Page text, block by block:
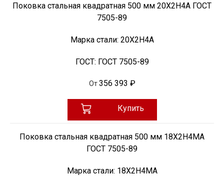
Поковка стальная квадратная 500 мм 20Х2Н4А ГОСТ
7505-89
Марка стали: 20Х2Н4А
ГОСТ: ГОСТ 7505-89
От 356 393 ₽
Купить
Поковка стальная квадратная 500 мм 18Х2Н4МА
ГОСТ 7505-89
Марка стали: 18Х2Н4МА